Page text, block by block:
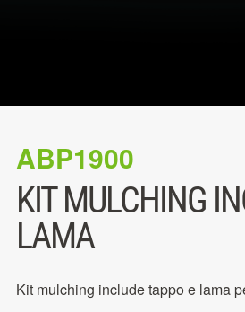
ABP1900
KIT MULCHING
LAMA
Kit mulching include tappo e lama